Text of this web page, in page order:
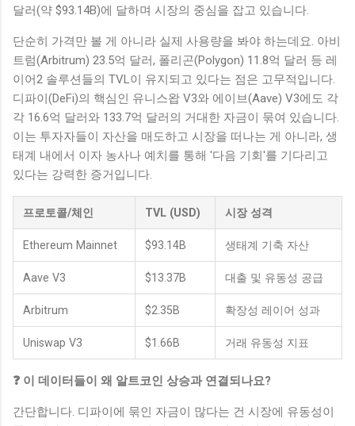
달러(약 $93.14B)에 달하며 시장의 중심을 잡고 있습니다.
단순히 가격만 볼 게 아니라 실제 사용량을 봐야 하는데요. 아비
트럼(Arbitrum) 23.5억 달러, 폴리곤(Polygon) 11.8억 달러 등 레
이어2 솔루션들의 TVL이 유지되고 있다는 점은 고무적입니다.
디파이(DeFi)의 핵심인 유니스왑 V3와 에이브(Aave) V3에도 각
각 16.6억 달러와 133.7억 달러의 거대한 자금이 묶여 있습니다.
이는 투자자들이 자산을 매도하고 시장을 떠나는 게 아니라, 생
태계 내에서 이자 농사나 예치를 통해 '다음 기회'를 기다리고
있다는 강력한 증거입니다.
프로토콜/체인 TVL (USD) 시장 성격
Ethereum Mainnet $93.14B 생태계 기축 자산
Aave V3 $13.37B 대출 및 유동성 공급
Arbitrum $2.35B 확장성 레이어 성과
Uniswap V3 $1.66B 거래 유동성 지표
❓ 이 데이터들이 왜 알트코인 상승과 연결되나요?
간단합니다. 디파이에 묶인 자금이 많다는 건 시장에 유동성이